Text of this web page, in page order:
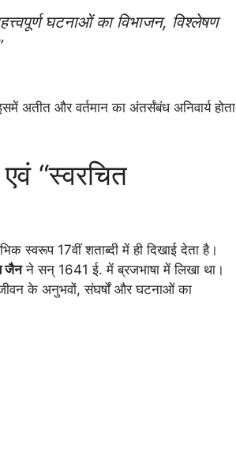
घटनाओं का विभाजन, विश्लेषण
अतीत और वर्तमान का अंतर्संबंध अनिवार्य होता
“स्वरचित
स्वरूप 17वीं शताब्दी में ही दिखाई देता है।
जैनने सन् 1641 ई. में ब्रजभाषा में लिखा था।
के अनुभवों, संघर्षों और घटनाओं का